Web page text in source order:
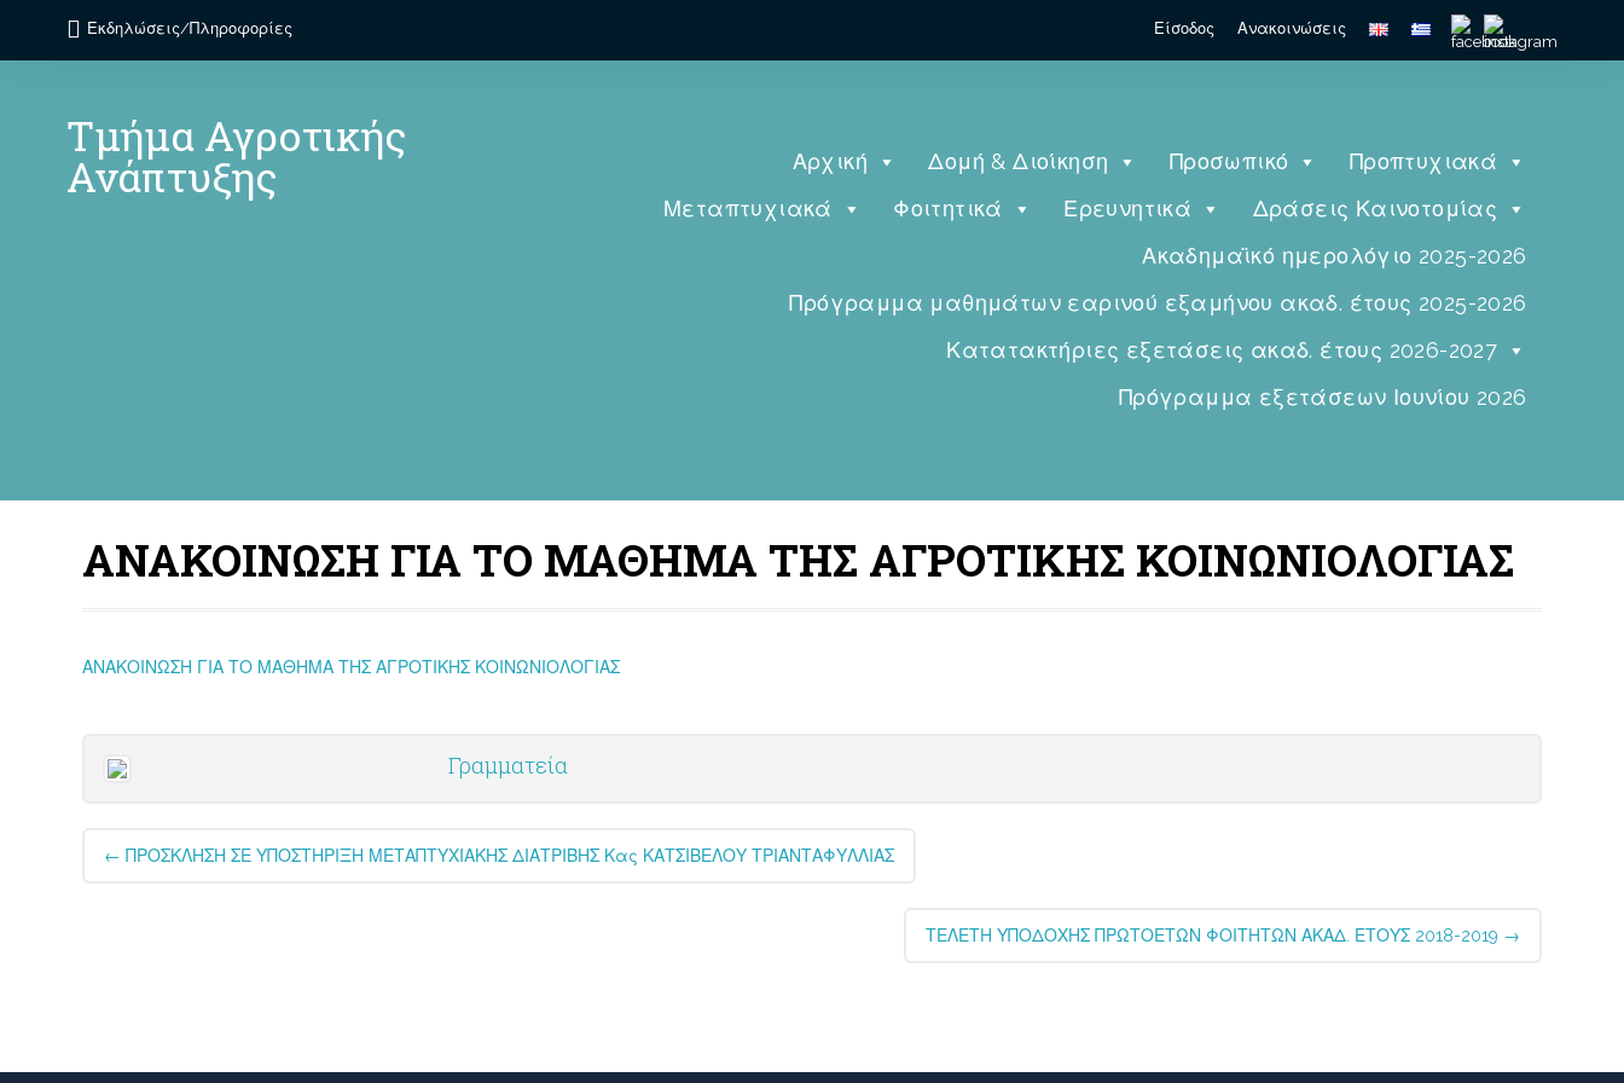
Εκδηλώσεις/Πληροφορίες Είσοδος Ανακοινώσεις
Τμήμα Αγροτικής
Ανάπτυξης Αρχική Δομή & Διοίκηση Προσωπικό
Προπτυχιακά
Μεταπτυχιακά
Φοιτητικά Ερευνητικά
Δράσεις Καινοτομίας
Ακαδημαϊκό ημερολόγιο 2025-2026
Πρόγραμμα μαθημάτων εαρινού εξαμήνου ακαδ. έτους 2025-2026
Κατατακτήριες εξετάσεις ακαδ. έτους 2026-2027
Πρόγραμμα εξετάσεων Ιουνίου 2026
ΑΝΑΚΟΙΝΩΣΗ ΓΙΑ ΤΟ ΜΑΘΗΜΑ ΤΗΣ ΑΓΡΟΤΙΚΗΣ ΚΟΙΝΩΝΙΟΛΟΓΙΑΣ
ΑΝΑΚΟΙΝΩΣΗ ΓΙΑ ΤΟ ΜΑΘΗΜΑ ΤΗΣ ΑΓΡΟΤΙΚΗΣ ΚΟΙΝΩΝΙΟΛΟΓΙΑΣ
Γραμματεία
Post
← ΠΡΟΣΚΛΗΣΗ ΣΕ ΥΠΟΣΤΗΡΙΞΗ ΜΕΤΑΠΤΥΧΙΑΚΗΣ ΔΙΑΤΡΙΒΗΣ Κας ΚΑΤΣΙΒΕΛΟΥ ΤΡΙΑΝΤΑΦΥΛΛΙΑΣ
ΤΕΛΕΤΗ ΥΠΟΔΟΧΗΣ ΠΡΩΤΟΕΤΩΝ ΦΟΙΤΗΤΩΝ ΑΚΑΔ. ΕΤΟΥΣ 2018-2019 →